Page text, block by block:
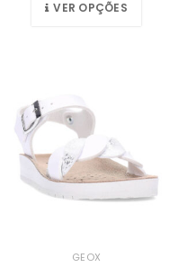
VER OPÇÕES
GEOX